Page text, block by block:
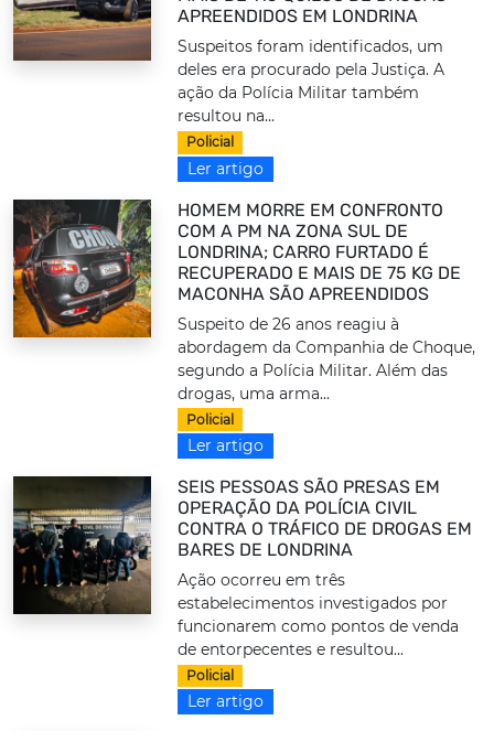
APREENDIDOS EM LONDRINA
Suspeitos foram identificados, um
deles era procurado pela Justiça. A
ação da Polícia Militar também
resultou na...
Policial
Ler artigo
HOMEM MORRE EM CONFRONTO
COM A PM NA ZONA SUL DE
LONDRINA; CARRO FURTADO É
RECUPERADO E MAIS DE 75 KG DE
MACONHA SÃO APREENDIDOS
Suspeito de 26 anos reagiu à
abordagem da Companhia de Choque,
segundo a Polícia Militar. Além das
drogas, uma arma...
Policial
Ler artigo
SEIS PESSOAS SÃO PRESAS EM
OPERAÇÃO DA POLÍCIA CIVIL
CONTRA O TRÁFICO DE DROGAS EM
BARES DE LONDRINA
Ação ocorreu em três
estabelecimentos investigados por
funcionarem como pontos de venda
de entorpecentes e resultou...
Policial
Ler artigo